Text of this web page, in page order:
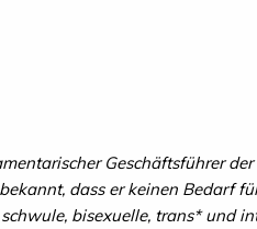
Geschäftsführer
dass er keinen Bedarf
bisexuelle, trans* und